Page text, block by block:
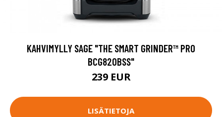
KAHVIMYLLY SAGE "THE SMART GRINDER™ PRO
BCG820BSS"
239 EUR
LISÄTIETOJA